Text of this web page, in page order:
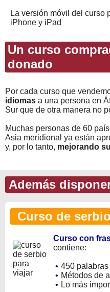
La versión móvil del curso
iPhone y iPad
Un curso
donado
Por cada curso que
idiomas a una persona en
Sur que de otra manera no
Muchas personas de 60
Asia meridional ya están
y, por lo tanto, mejorando
Además
Curso de
Curso con
contiene:
• 450
• Métodos de
• Lo más